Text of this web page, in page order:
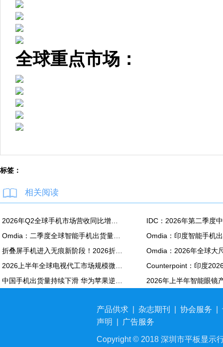
全球重点市场：
标签：
相关阅读
产品供求 杂志期刊 协会服务
声明
广告服务
Copyright © 2018 深圳市平板显示